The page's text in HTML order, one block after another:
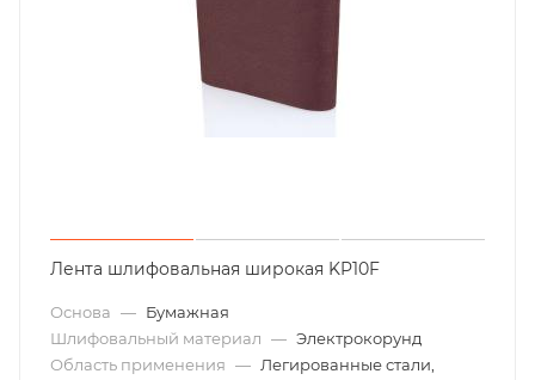
Лента шлифовальная широкая KP10F
Основа — Бумажная
Шлифовальный материал — Электрокорунд
Область применения — Легированные стали,